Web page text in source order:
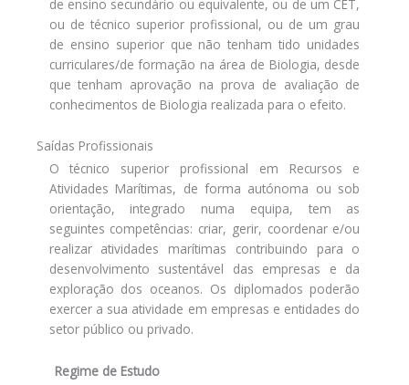
de ensino secundário ou equivalente, ou de um CET,
ou de técnico superior profissional, ou de um grau
de ensino superior que não tenham tido unidades
curriculares/de formação na área de Biologia, desde
que tenham aprovação na prova de avaliação de
conhecimentos de Biologia realizada para o efeito.
Saídas Profissionais
O técnico superior profissional em Recursos e
Atividades Marítimas, de forma autónoma ou sob
orientação, integrado numa equipa, tem as
seguintes competências: criar, gerir, coordenar e/ou
realizar atividades marítimas contribuindo para o
desenvolvimento sustentável das empresas e da
exploração dos oceanos. Os diplomados poderão
exercer a sua atividade em empresas e entidades do
setor público ou privado.
Regime de Estudo